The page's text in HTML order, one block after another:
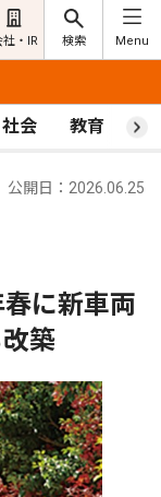
社・IR 検索 Menu
社会 教育 ス
公開日：2026.06.25
に新車両
築